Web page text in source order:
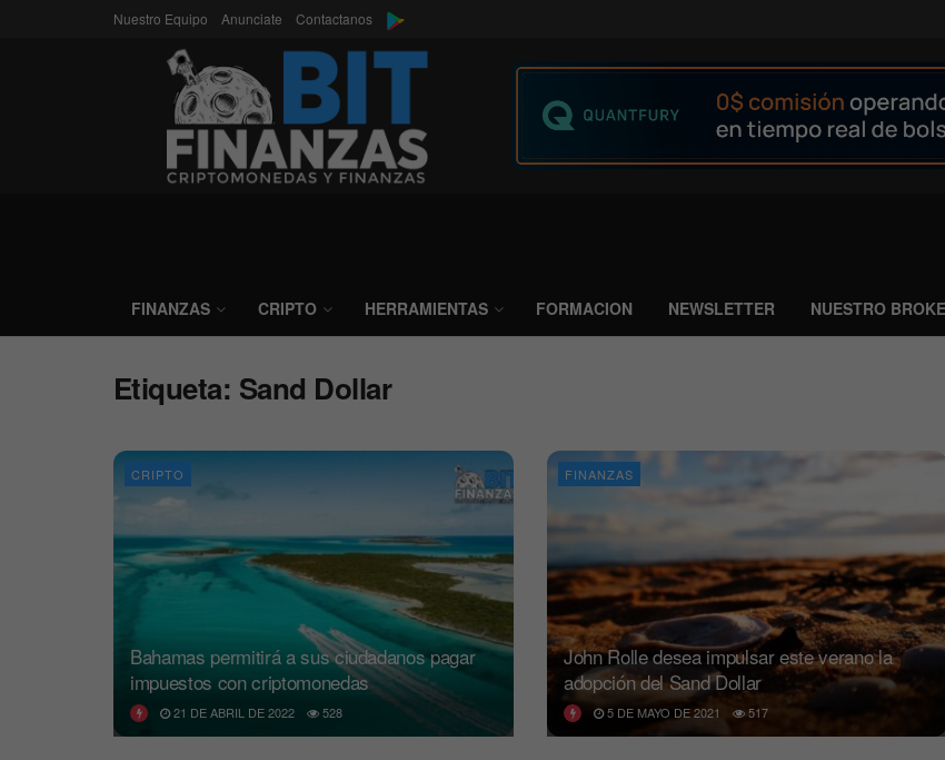
Nuestro Equipo Anunciate Contactanos
FINANZAS CRIPTO HERRAMIENTAS FORMACION NEWSLETTER NUESTRO
Etiqueta: Sand Dollar
CRIPTO
Bahamas permitirá a sus ciudadanos pagar
impuestos con criptomonedas
21 DE ABRIL DE 2022 528
FINANZAS
John Rolle desea impulsar este verano la
adopción del Sand Dollar
5 DE MAYO DE 2021 517